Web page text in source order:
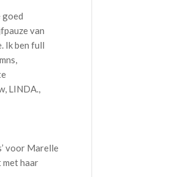
goed
van
Ik ben full
LINDA.,
voor Marelle
met haar